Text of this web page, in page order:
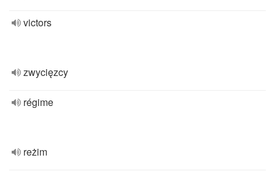
victors
zwycięzcy
régime
reżim